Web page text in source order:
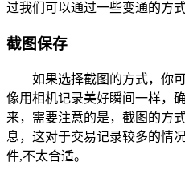
过我们可以通过一些变通的方
截图保存
如果选择截图的方式，你
像用相机记录美好瞬间一样，
来，需要注意的是，截图的方
息，这对于交易记录较多的情
件,不太合适。